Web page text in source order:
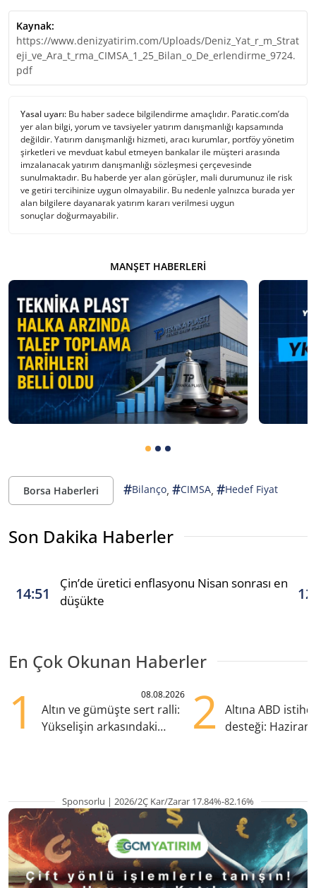
Kaynak:
https://www.denizyatirim.com/Uploads/Deniz_Yat_r_m_Strat
eji_ve_Ara_t_rma_CIMSA_1_25_Bilan_o_De_erlendirme_9724.
pdf
Yasal uyarı: Bu haber sadece bilgilendirme amaçlıdır. Paratic.com’da
yer alan bilgi, yorum ve tavsiyeler yatırım danışmanlığı kapsamında
değildir. Yatırım danışmanlığı hizmeti, aracı kurumlar, portföy yönetim
şirketleri ve mevduat kabul etmeyen bankalar ile müşteri arasında
imzalanacak yatırım danışmanlığı sözleşmesi çerçevesinde
sunulmaktadır. Bu haberde yer alan görüşler, mali durumunuz ile risk
ve getiri tercihinize uygun olmayabilir. Bu nedenle yalnızca burada yer
alan bilgilere dayanarak yatırım kararı verilmesi uygun
sonuçlar doğurmayabilir.
MANŞET HABERLERI
Borsa Haberleri #Bilanço, #CIMSA, #Hedef Fiyat
Son Dakika Haberler
14:51
Çin’de üretici enflasyonu Nisan sonrası en
düşükte
En Çok Okunan Haberler
1 08.08.2026
Altın ve gümüşte sert ralli:
Yükselişin arkasındaki
2
Altına ABD
desteği:
Sponsorlu | 2026/2Ç Kar/Zarar 17.84%-82.16%